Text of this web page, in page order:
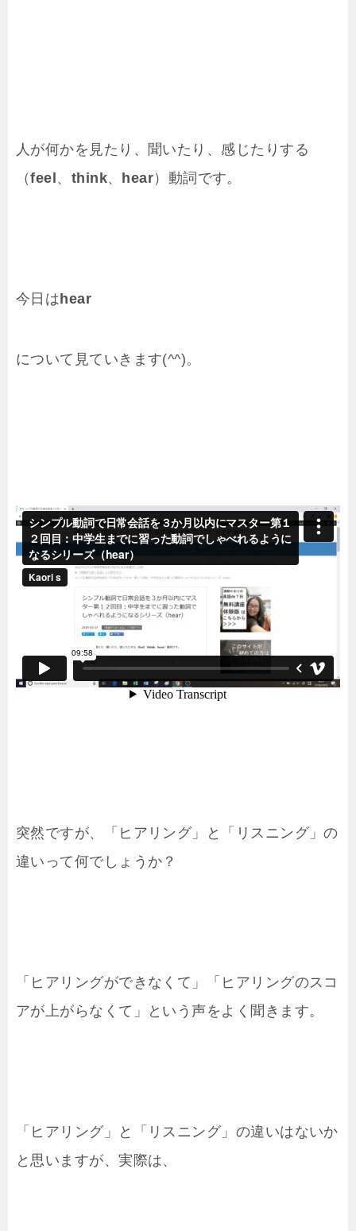
人が何かを見たり、聞いたり、感じたりする
（feel 、 think、 hear）動詞です。
今日は hear
について見ていきます(^^)。
突然ですが、「ヒアリング」と「リスニング」の
違いって何でしょうか？
「ヒアリングができなくて」「ヒアリングのスコ
アが上がらなくて」という声をよく聞きます。
「ヒアリング」と「リスニング」の違いはないか
と思いますが、実際は、